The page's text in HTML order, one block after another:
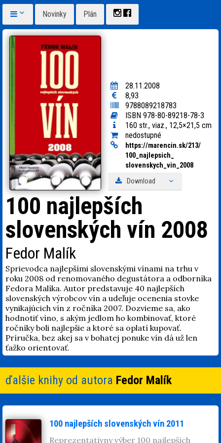
Novinky Plán
28.11.2008
8,93
9788089218783
ISBN 978-80-89218-78-3
160 str., viaz., 12,5×21,5 cm
nedostupné
https://marencin.sk/213/
100_ najlepsich_
slovenskych_vin_ 2008
Download
100 najlepších
slovenských vín 2008
Fedor Malík
Sprievodca najlepšími slovenskými vínami na trhu v
roku 2008 od renomovaného degustátora a odborníka
Fedora Malíka. Autor predstavuje 40 najlepších
slovenských výrobcov vín a udeľuje ocenenia stovke
vynikajúcich vín z ročníka 2007. Dozvieme sa, ako
hodnotiť víno, s akým jedlom ho kombinovať, ktoré
ročníky boli najlepšie a ktoré sa oplatí kupovať.
Príručka, bez akej sa v bohatej ponuke vín dá už len
ťažko orientovať.
ďalšie knihy od autora Fedor Malík
100 najlepších slovenských vín 2011
Reprezentatívny výber 100 najlepších